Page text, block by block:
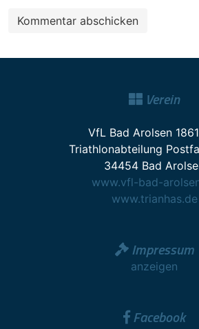
Verein
VfL Bad Arolsen
Triathlonabteilung
34454 Bad
www.vfl-bad-
www.trianhas.de
Impressum
anzeigen
Facebook